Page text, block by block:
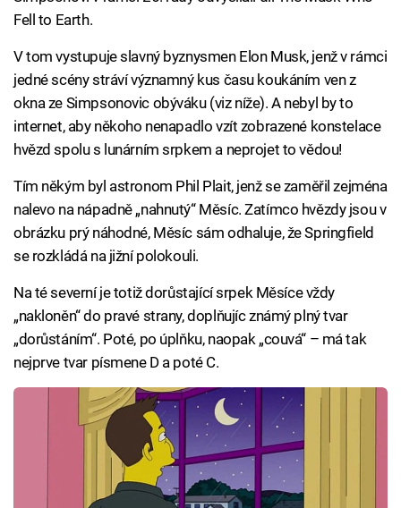
Fell to Earth.
V tom vystupuje slavný byznysmen Elon Musk, jenž v rámci
jedné scény stráví významný kus času koukáním ven z
okna ze Simpsonovic obýváku (viz níže). A nebyl by to
internet, aby někoho nenapadlo vzít zobrazené konstelace
hvězd spolu s lunárním srpkem a neprojet to vědou!
Tím někým byl astronom Phil Plait, jenž se zaměřil zejména
nalevo na nápadně „nahnutý“ Měsíc. Zatímco hvězdy jsou v
obrázku prý náhodné, Měsíc sám odhaluje, že Springfield
se rozkládá na jižní polokouli.
Na té severní je totiž dorůstající srpek Měsíce vždy
„nakloněn“ do pravé strany, doplňujíc známý plný tvar
„dorůstáním“. Poté, po úplňku, naopak „couvá“ – má tak
nejprve tvar písmene D a poté C.